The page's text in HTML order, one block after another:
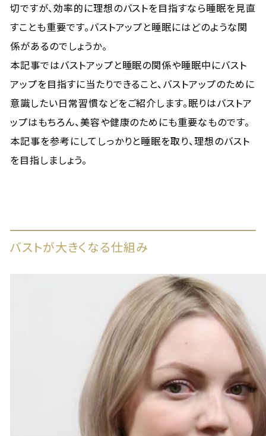
切ですが、効率的に理想のバストを目指すなら睡眠を見直
すことも重要です。バストアップと睡眠にはどのような関
係があるのでしょうか。
本記事ではバストアップと睡眠の関係や睡眠中にバスト
アップを目指すに当たりできること、バストアップのために
意識したい日常習慣などをご紹介します。眠りはバストア
ップはもちろん、美容や健康のためにも重要なものです。
本記事を参考にしてしっかりと睡眠を取り、理想のバスト
を目指しましょう。
バストが大きくなる仕組み